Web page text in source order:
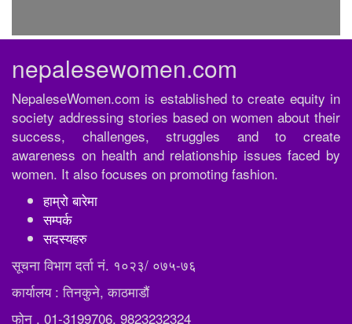
nepalesewomen.com
NepaleseWomen.com is established to create equity in
society addressing stories based on women about their
success, challenges, struggles and to create
awareness on health and relationship issues faced by
women. It also focuses on promoting fashion.
हाम्रो बारेमा
सम्पर्क
सदस्यहरु
सूचना विभाग दर्ता नं. १०२३/ ०७५-७६
कार्यालय : तिनकुने, काठमाडौं
फोन . 01-3199706, 9823232324